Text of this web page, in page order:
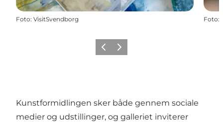
Foto: VisitSvendborg Foto:
Forrige billede
Næste billede
Kunstformidlingen sker både gennem sociale
medier og udstillinger, og galleriet inviterer